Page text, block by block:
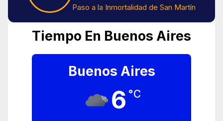
Paso a la Inmortalidad de San Martín
Tiempo En Buenos Aires
Buenos Aires
6 °C